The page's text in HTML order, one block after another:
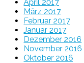
April 2017
März 2017
Februar 2017
Januar 2017
Dezember 2016
November 2016
Oktober 2016